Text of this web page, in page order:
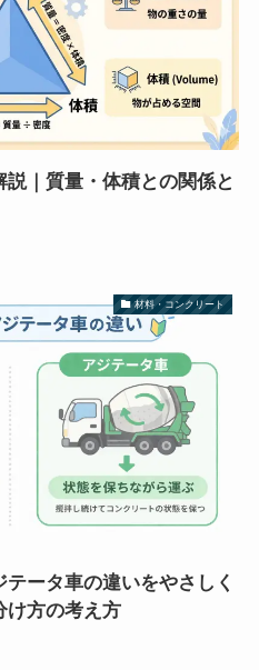
｜質量・体積との関係と
材料・コンクリート
テータ車の違いをやさしく
け方の考え方